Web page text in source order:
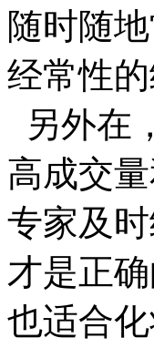
随时随
经常性
另外在
高成交
专家及
才是正
也适合